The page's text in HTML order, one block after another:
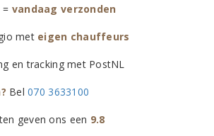
= vandaag verzonden
met eigen chauffeurs
en tracking met PostNL
Bel070 3633100
geven ons een 9.8